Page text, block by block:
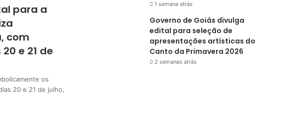
para a
com
e 21 de
os
20 e 21 de julho,
1 semana atrás
Governo de Goiás divulga
edital para seleção de
apresentações artísticas do
Canto da Primavera 2026
2 semanas atrás